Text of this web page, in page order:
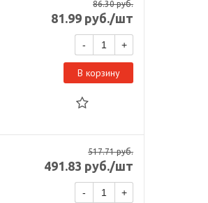
86.30руб.
81.99 руб./шт
- +
В корзину
517.71руб.
491.83 руб./шт
- +